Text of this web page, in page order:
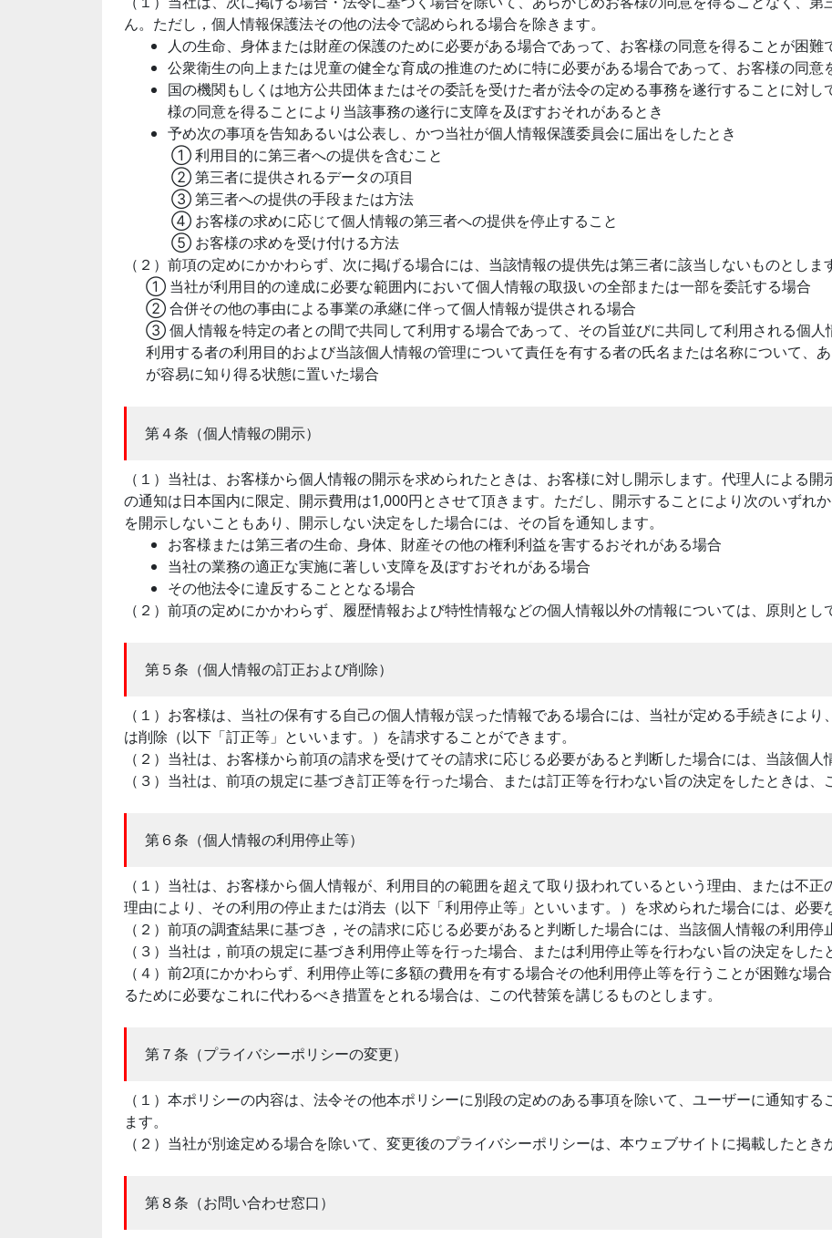
ん。ただし，個人情報保護法その他の法令で認められる場合を除きます。
人の生命、身体または財産の保護のために必要がある場合であって、お客様の同意を得ることが困難
公衆衛生の向上または児童の健全な育成の推進のために特に必要がある場合であって、お客様の同意
国の機関もしくは地方公共団体またはその委託を受けた者が法令の定める事務を遂行することに対
様の同意を得ることにより当該事務の遂行に支障を及ぼすおそれがあるとき
予め次の事項を告知あるいは公表し、かつ当社が個人情報保護委員会に届出をしたとき
① 利用目的に第三者への提供を含むこと
② 第三者に提供されるデータの項目
③ 第三者への提供の手段または方法
④ お客様の求めに応じて個人情報の第三者への提供を停止すること
⑤ お客様の求めを受け付ける方法
（２）前項の定めにかかわらず、次に掲げる場合には、当該情報の提供先は第三者に該当しないものとしま
① 当社が利用目的の達成に必要な範囲内において個人情報の取扱いの全部または一部を委託する場合
② 合併その他の事由による事業の承継に伴って個人情報が提供される場合
③ 個人情報を特定の者との間で共同して利用する場合であって、その旨並びに共同して利用される個人
利用する者の利用目的および当該個人情報の管理について責任を有する者の氏名または名称について、
が容易に知り得る状態に置いた場合
第４条（個人情報の開示）
（１）当社は、お客様から個人情報の開示を求められたときは、お客様に対し開示します。代理人による
の通知は日本国内に限定、開示費用は1,000円とさせて頂きます。ただし、開示することにより次のいずれ
を開示しないこともあり、開示しない決定をした場合には、その旨を通知します。
お客様または第三者の生命、身体、財産その他の権利利益を害するおそれがある場合
当社の業務の適正な実施に著しい支障を及ぼすおそれがある場合
その他法令に違反することとなる場合
（２）前項の定めにかかわらず、履歴情報および特性情報などの個人情報以外の情報については、原則とし
第５条（個人情報の訂正および削除）
（１）お客様は、当社の保有する自己の個人情報が誤った情報である場合には、当社が定める手続きによ
は削除（以下「訂正等」といいます。）を請求することができます。
（２）当社は、お客様から前項の請求を受けてその請求に応じる必要があると判断した場合には、当該個人
（３）当社は、前項の規定に基づき訂正等を行った場合、または訂正等を行わない旨の決定をしたときは、
第６条（個人情報の利用停止等）
（１）当社は、お客様から個人情報が、利用目的の範囲を超えて取り扱われているという理由、または不
理由により、その利用の停止または消去（以下「利用停止等」といいます。）を求められた場合には、必要
（２）前項の調査結果に基づき，その請求に応じる必要があると判断した場合には、当該個人情報の利用停
（３）当社は，前項の規定に基づき利用停止等を行った場合、または利用停止等を行わない旨の決定をした
（４）前2項にかかわらず、利用停止等に多額の費用を有する場合その他利用停止等を行うことが困難な場
るために必要なこれに代わるべき措置をとれる場合は、この代替策を講じるものとします。
第７条（プライバシーポリシーの変更）
（１）本ポリシーの内容は、法令その他本ポリシーに別段の定めのある事項を除いて、ユーザーに通知す
ます。
（２）当社が別途定める場合を除いて、変更後のプライバシーポリシーは、本ウェブサイトに掲載したとき
第８条（お問い合わせ窓口）